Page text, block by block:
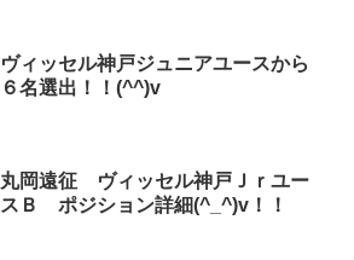
ヴィッセル神戸ジュニアユースから
６名選出！！(^^)v
丸岡遠征 ヴィッセル神戸Ｊｒユー
スＢ ポジション詳細(^_^)v！！